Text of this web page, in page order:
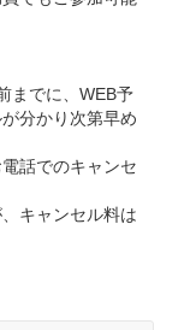
までに、WEB予
分かり次第早め
話でのキャンセ
キャンセル料は